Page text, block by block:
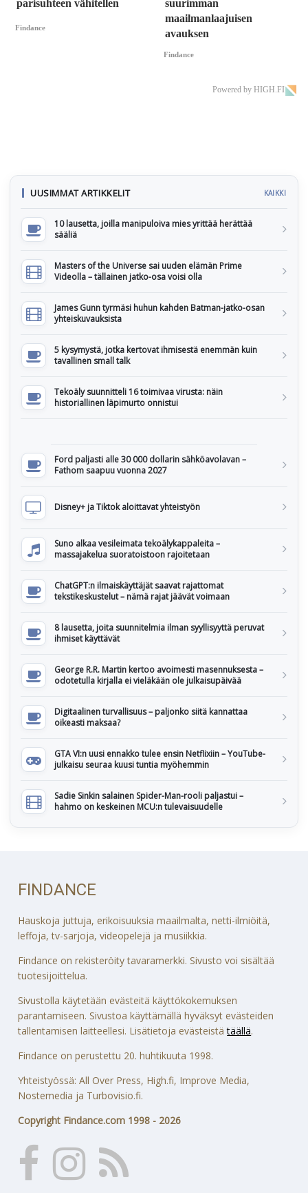
parisuhteen vähitellen
Findance
suurimman
maailmanlaajuisen
avauksen
Findance
Powered by HIGH.FI
UUSIMMAT ARTIKKELIT KAIKKI
10 lausetta, joilla manipuloiva mies yrittää herättää
sääliä
Masters of the Universe sai uuden elämän Prime
Videolla – tällainen jatko-osa voisi olla
James Gunn tyrmäsi huhun kahden Batman-jatko-osan
yhteiskuvauksista
5 kysymystä, jotka kertovat ihmisestä enemmän kuin
tavallinen small talk
Tekoäly suunnitteli 16 toimivaa virusta: näin
historiallinen läpimurto onnistui
Ford paljasti alle 30 000 dollarin sähköavolavan –
Fathom saapuu vuonna 2027
Disney+ ja Tiktok aloittavat yhteistyön
Suno alkaa vesileimata tekoälykappaleita –
massajakelua suoratoistoon rajoitetaan
ChatGPT:n ilmaiskäyttäjät saavat rajattomat
tekstikeskustelut – nämä rajat jäävät voimaan
8 lausetta, joita suunnitelmia ilman syyllisyyttä peruvat
ihmiset käyttävät
George R.R. Martin kertoo avoimesti masennuksesta –
odotetulla kirjalla ei vieläkään ole julkaisupäivää
Digitaalinen turvallisuus – paljonko siitä kannattaa
oikeasti maksaa?
GTA VI:n uusi ennakko tulee ensin Netflixiin – YouTube-
julkaisu seuraa kuusi tuntia myöhemmin
Sadie Sinkin salainen Spider-Man-rooli paljastui –
hahmo on keskeinen MCU:n tulevaisuudelle
FINDANCE
Hauskoja juttuja, erikoisuuksia maailmalta, netti-ilmiöitä,
leffoja, tv-sarjoja, videopelejä ja musiikkia.
Findance on rekisteröity tavaramerkki. Sivusto voi sisältää
tuotesijoittelua.
Sivustolla käytetään evästeitä käyttökokemuksen
parantamiseen. Sivustoa käyttämällä hyväksyt evästeiden
tallentamisen laitteellesi. Lisätietoja evästeistätäällä.
Findance on perustettu 20. huhtikuuta 1998.
Yhteistyössä: All Over Press, High.fi, Improve Media,
Nostemedia ja Turbovisio.fi.
Copyright Findance.com 1998 - 2026